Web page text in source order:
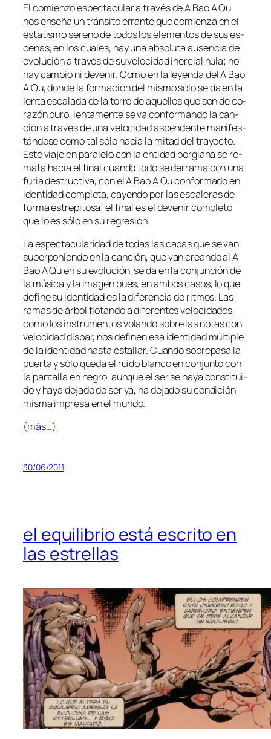
El co­mien­zo es­pec­ta­cu­lar a tra­vés de A Bao A Qu
nos en­se­ña un trán­si­to erran­te que co­mien­za en el
es­ta­tis­mo se­reno de to­dos los ele­men­tos de sus es­
ce­nas, en los cua­les, hay una ab­so­lu­ta au­sen­cia de
evo­lu­ción a tra­vés de su ve­lo­ci­dad iner­cial nu­la; no
hay cam­bio ni de­ve­nir. Como en la le­yen­da del A Bao
A Qu, don­de la for­ma­ción del mis­mo só­lo se da en la
len­ta es­ca­la­da de la to­rre de aque­llos que son de co­
ra­zón pu­ro, len­ta­men­te se va con­for­man­do la can­
ción a tra­vés de una ve­lo­ci­dad as­cen­den­te ma­ni­fes­
tán­do­se co­mo tal só­lo ha­cia la mi­tad del tra­yec­to.
Este via­je en pa­ra­le­lo con la en­ti­dad bor­gia­na se re­
ma­ta ha­cia el fi­nal cuan­do to­do se de­rra­ma con una
fu­ria des­truc­ti­va, con el A Bao A Qu con­for­ma­do en
iden­ti­dad com­ple­ta, ca­yen­do por las es­ca­le­ras de
for­ma es­tre­pi­to­sa; el fi­nal es el de­ve­nir com­ple­to
que lo es só­lo en su regresión.
La es­pec­ta­cu­la­ri­dad de to­das las ca­pas que se van
su­per­po­nien­do en la can­ción, que van crean­do al A
Bao A Qu en su evo­lu­ción, se da en la con­jun­ción de
la mú­si­ca y la ima­gen pues, en am­bos ca­sos, lo que
de­fi­ne su iden­ti­dad es la di­fe­ren­cia de rit­mos. Las
ra­mas de ár­bol flo­tan­do a di­fe­ren­tes ve­lo­ci­da­des,
co­mo los ins­tru­men­tos vo­lan­do so­bre las no­tas con
ve­lo­ci­dad dis­par, nos de­fi­nen esa iden­ti­dad múl­ti­ple
de la iden­ti­dad has­ta es­ta­llar. Cuando so­bre­pa­sa la
puer­ta y só­lo que­da el rui­do blan­co en con­jun­to con
la pan­ta­lla en ne­gro, aun­que el ser se ha­ya cons­ti­tui­
do y ha­ya de­ja­do de ser ya, ha de­ja­do su con­di­ción
mis­ma im­pre­sa en el mundo.
(más…)
30/06/2011
el equilibrio está escrito en
las estrellas